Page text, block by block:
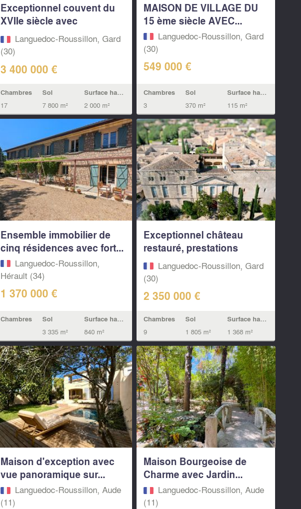
Exceptionnel couvent du
XVIIe siècle avec
chapelle...
Languedoc-Roussillon, Gard
(30)
3 400 000 €
Chambres
17
Sol
7 800 m²
Surface habitable
2 000 m²
MAISON DE VILLAGE DU
15 ème siècle AVEC...
Languedoc-Roussillon, Gard
(30)
549 000 €
Chambres
3
Sol
370 m²
Surface habitable
115 m²
Ensemble immobilier de
cinq résidences avec fort...
Languedoc-Roussillon,
Hérault (34)
1 370 000 €
Chambres Sol
3 335 m²
Surface habitable
840 m²
Exceptionnel château
restauré, prestations
haut...Languedoc-Roussillon, Gard
(30)
2 350 000 €
Chambres
9
Sol
1 805 m²
Surface habitable
1 368 m²
Maison d'exception avec
vue panoramique sur...
Languedoc-Roussillon, Aude
(11)
Maison Bourgeoise de
Charme avec Jardin...
Languedoc-Roussillon, Aude
(11)